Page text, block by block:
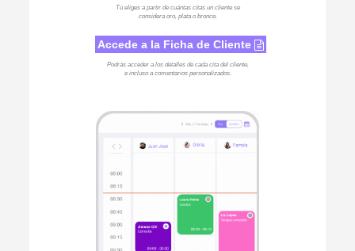
Tú eliges a partir de cuántas citas un cliente se
considera oro, plata o bronce.
Accede a la Ficha de Cliente
Podrás acceder a los detalles de cada cita del cliente,
e incluso a comentarios personalizados.